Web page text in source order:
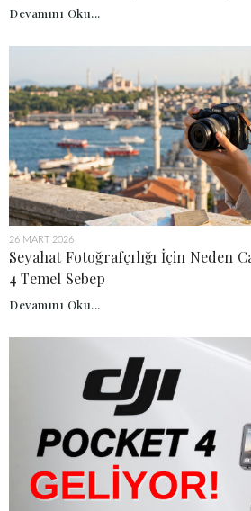
Devamını Oku...
26 MART 2026
Seyahat Fotoğrafçılığı İçin Neden
4 Temel Sebep
Devamını Oku...